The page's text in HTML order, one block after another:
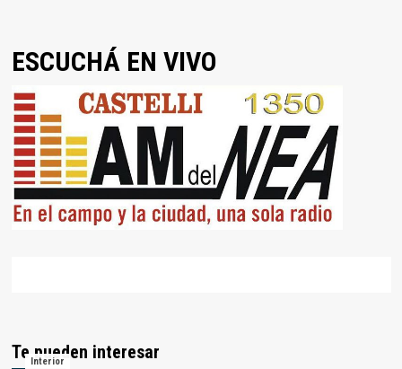
ESCUCHÁ EN VIVO
Te pueden interesar
Interior